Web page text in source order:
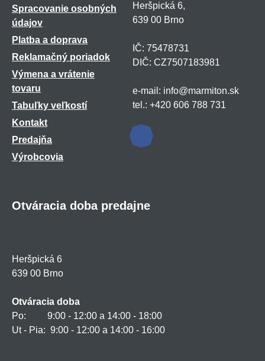
Spracovanie osobných
údajov
Platba a doprava
Reklamačný poriadok
Výmena a vrátenie
tovaru
Tabuľky veľkostí
Kontakt
Predajňa
Výrobcovia
Heršpická 6,
639 00 Brno
IČ: 75478731
DIČ: CZ7507183981
e-mail: info@marmiton.sk
tel.: +420 606 788 731
Otváracia doba predajne
Heršpická 6
639 00 Brno
Otváracia doba
Po: 9:00 - 12:00 a 14:00 - 18:00
Ut - Pia: 9:00 - 12:00 a 14:00 - 16:00